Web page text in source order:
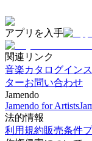
アプリを入手
関連リンク
音楽カタログイン
ターお問い合わせ
Jamendo
Jamendo for Artists
法的情報
利用規約販売条件